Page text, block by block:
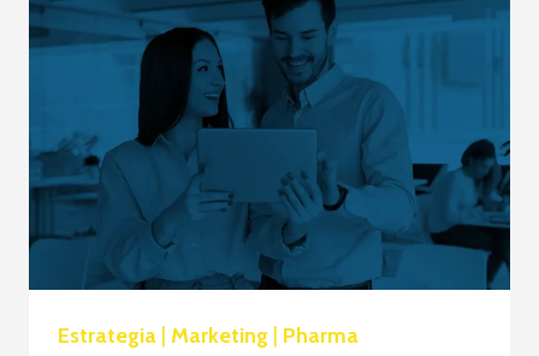
LA
CIENCIA
DETRÁS
LA
CONEXIÓN
EMOCIONAL
CON
LOS
CONSUMIDORES
Estrategia Marketing Pharma